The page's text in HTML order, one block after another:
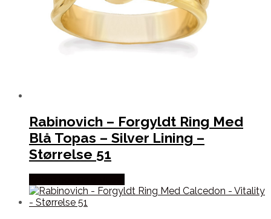
Rabinovich – Forgyldt Ring Med
Blå Topas – Silver Lining –
Størrelse 51